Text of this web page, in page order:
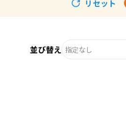
リセット
並び替え 指定なし